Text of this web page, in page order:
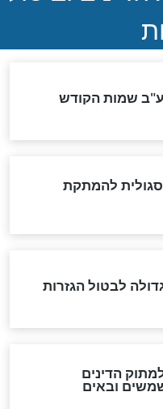
שנחשף
כתב היד
התגלה
שורדת השואה שחוגגת 100:
כל השנים"
את הקץ?